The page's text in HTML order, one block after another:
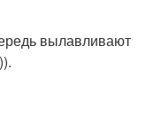
вылавливают